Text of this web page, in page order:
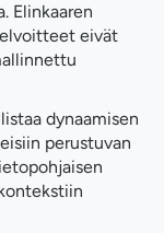
Elinkaaren
eivät
dynaamisen
perustuvan